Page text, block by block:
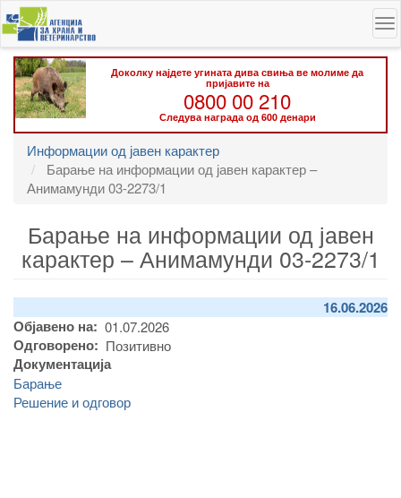
Skip
to
main
content
Доколку најдете угината дива свиња ве молиме да
пријавите на
0800 00 210
Следува награда од 600 денари
Информации од јавен карактер
Барање на информации од јавен карактер –
Анимамунди 03-2273/1
Барање на информации од јавен
карактер – Анимамунди 03-2273/1
16.06.2026
Објавено на
01.07.2026
Одговорено Позитивно
Документација
Барање
Решение и одговор